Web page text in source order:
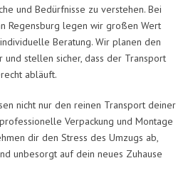
und Bedürfnisse zu verstehen. Bei
Regensburg legen wir großen Wert
Beratung. Wir planen den
und stellen sicher, dass der Transport
abläuft.
nicht nur den reinen Transport deiner
Verpackung und Montage
dir den Stress des Umzugs ab,
unbesorgt auf dein neues Zuhause